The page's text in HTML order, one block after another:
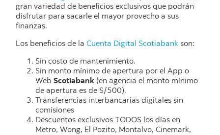
gran variedad de beneficios exclusivos que podrán
disfrutar para sacarle el mayor provecho a sus
finanzas.
Los beneficios de la Cuenta Digital Scotiabank son:
Sin costo de mantenimiento.
Sin monto mínimo de apertura por el App o
Web Scotiabank (en agencia el monto mínimo
de apertura es de S/500).
Transferencias interbancarias digitales sin
comisiones
Descuentos exclusivos TODOS los días en
Metro, Wong, El Pozito, Montalvo, Cinemark,